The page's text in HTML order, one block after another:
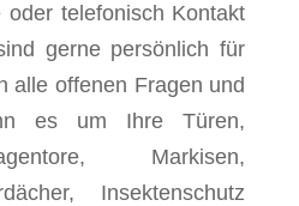
oder telefonisch Kontakt
gerne persönlich für
alle offenen Fragen und
es um Ihre Türen,
Markisen,
Insektenschutz